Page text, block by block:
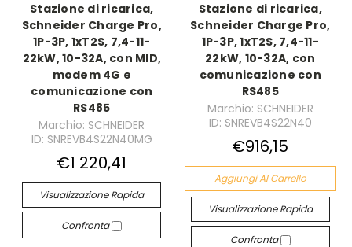
Stazione di ricarica,
Schneider Charge Pro,
1P-3P, 1xT2S, 7,4-11-
22kW, 10-32A, con MID,
modem 4G e
comunicazione con
RS485
Marchio: SCHNEIDER
ID: SNREVB4S22N40MG
€1 220,41
Visualizzazione Rapida
Confronta
Stazione di ricarica,
Schneider Charge Pro,
1P-3P, 1xT2S, 7,4-11-
22kW, 10-32A, con
comunicazione con
RS485
Marchio: SCHNEIDER
ID: SNREVB4S22N40
€916,15
Aggiungi Al Carrello
Visualizzazione Rapida
Confronta